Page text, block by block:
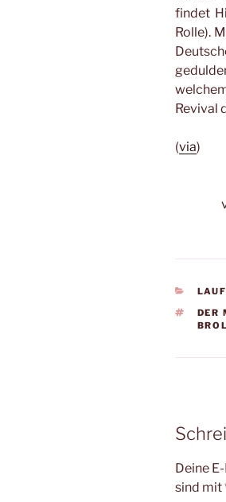
findet
Rolle).
Revival
(via)
DER
Deine
sind mit